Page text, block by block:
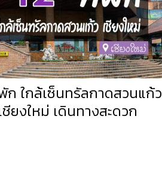
ก ใกล้เซ็นทรัลกาดสวนแก้ว
ชียงใหม่ เดินทางสะดวก